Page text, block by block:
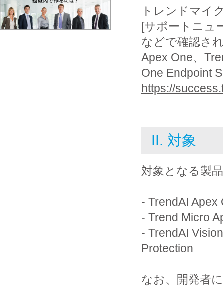
トレンドマイ
[サポートニュ
などで確認さ
Apex One、
One Endpoint
https://
II. 対象
対象となる製
- TrendAI
- Trend Micro
- TrendAI
Protection
なお、開発者